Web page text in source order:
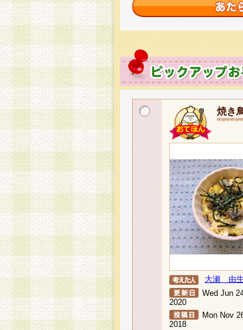
焼き
大瀬 由
Wed Jun
2020
Mon Nov
2018